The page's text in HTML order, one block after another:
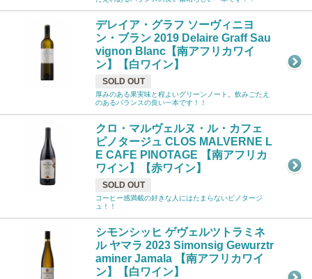
デレイア・グラフ ソーヴィニヨ
ン・ブラン 2019 Delaire Graff Sau
vignon Blanc【南アフリカワイ
ン】【白ワイン】
SOLD OUT
厚みのある果実味と程よいグリーンノート。飲みごたえ
のあるバランスの良い一本です！！
クロ・マルヴェルヌ・ル・カフェ
ピノタージュ CLOS MALVERNE L
E CAFE PINOTAGE 【南アフリカ
ワイン】【赤ワイン】
SOLD OUT
コーヒー感満載の好きな人にはたまらないピノタージ
ュ！！
シモンシッヒ ゲヴェルツトラミネ
ル ヤマラ 2023 Simonsig Gewurztr
aminer Jamala 【南アフリカワイ
ン】【白ワイン】